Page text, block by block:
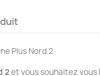
Plus Nord 2
2et vous souhaitez